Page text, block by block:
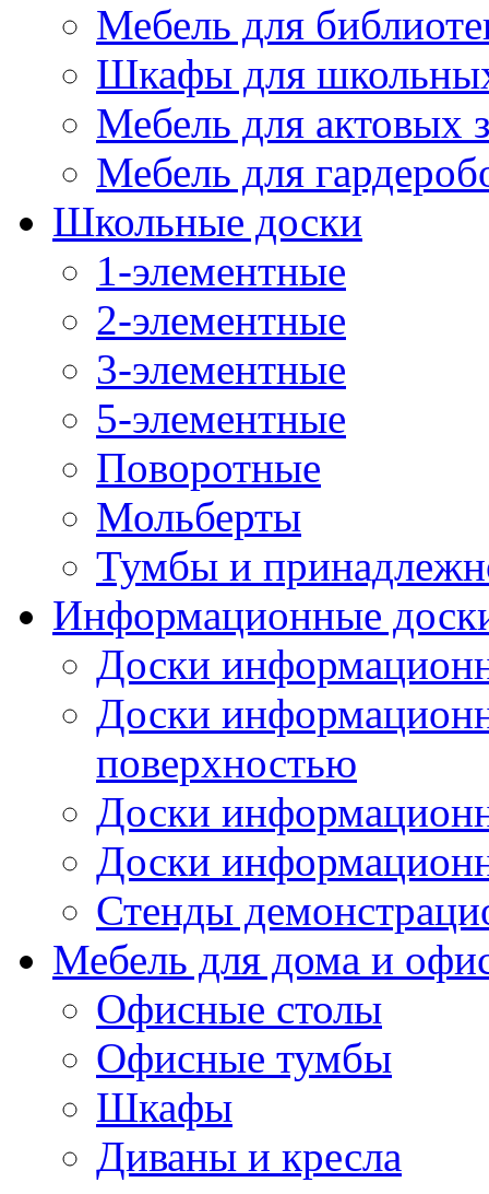
Мебель для
Шкафы для
Мебель для актовых
Мебель для
Школьные доски
1-элементные
2-элементные
3-элементные
5-элементные
Поворотные
Мольберты
Тумбы и
Информационные
Доски
Доски
поверхностью
Доски
Доски
Стенды
Мебель для дома и
Офисные столы
Офисные тумбы
Шкафы
Диваны и кресла